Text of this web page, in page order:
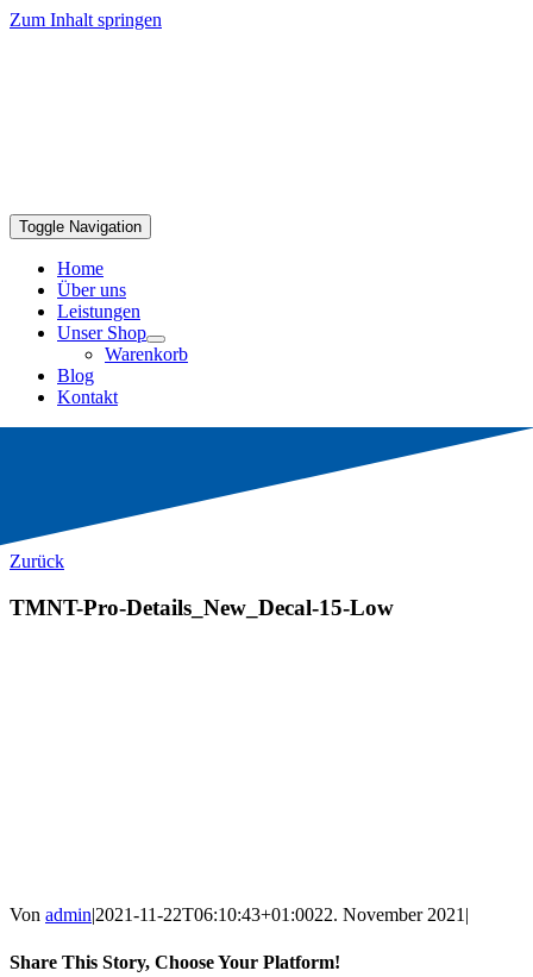
Zum Inhalt springen
Toggle Navigation
Home
Über uns
Leistungen
Unser Shop
Warenkorb
Blog
Kontakt
Zurück
TMNT-Pro-Details_New_Decal-15-Low
Von admin|2021-11-22T06:10:43+01:0022. November 2021|
Share This Story, Choose Your Platform!